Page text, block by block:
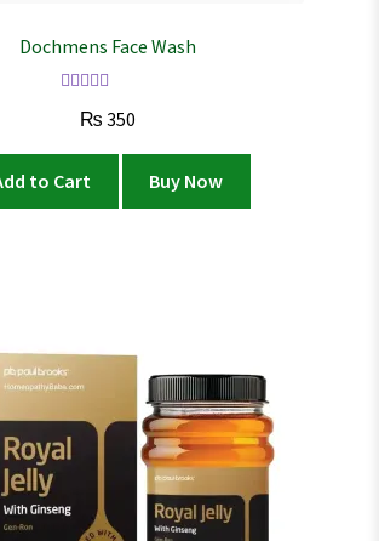
Dochmens Face Wash
₨ 350
to Cart Buy Now